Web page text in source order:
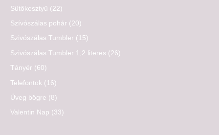
Sütőkesztyű (22)
Szívószálas pohár (20)
Szivószálas Tumbler (15)
Szivószálas Tumbler 1,2 literes (26)
Tányér (60)
Telefontok (16)
Üveg bögre (8)
Valentin Nap (33)